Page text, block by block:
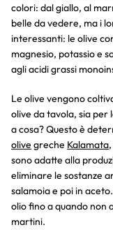
colori: dal giallo, al
belle da vedere, ma i
interessanti: le olive
magnesio, potassio e
agli acidi grassi
Le olive vengono
olive da tavola, sia per
a cosa? Questo è
olive greche Kalamata
sono adatte alla
eliminare le sostanze
salamoia e poi in
olio fino a quando non
martini.